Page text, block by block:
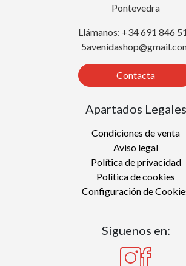
Pontevedra
Llámanos: +34 691 846
Contacta
Apartados Legales
Condiciones de venta
Aviso legal
Política de privacidad
Política de cookies
Configuración de
Síguenos en: